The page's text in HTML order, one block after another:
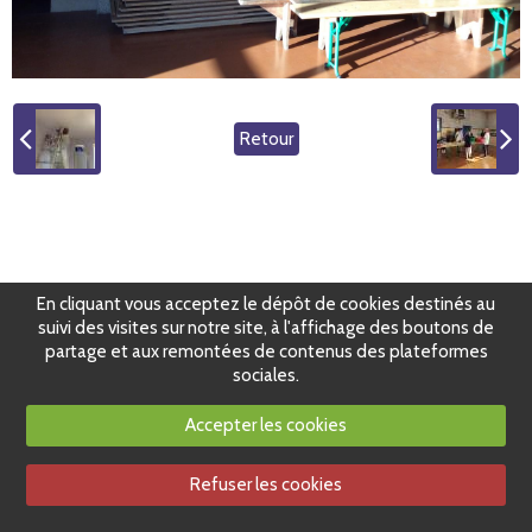
Retour
En cliquant vous acceptez le dépôt de cookies destinés au
suivi des visites sur notre site, à l'affichage des boutons de
partage et aux remontées de contenus des plateformes
sociales.
Accepter les cookies
Refuser les cookies